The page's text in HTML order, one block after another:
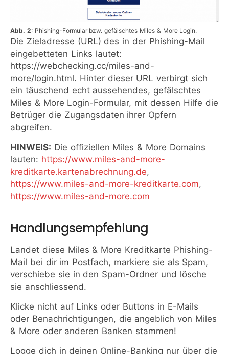
Abb. 2: Phishing-Formular bzw. gefälschtes Miles & More Login.
Die Zieladresse (URL) des in der Phishing-Mail
eingebetteten Links lautet:
https://webchecking.cc/miles-and-
more/login.html. Hinter dieser URL verbirgt sich
ein täuschend echt aussehendes, gefälschtes
Miles & More Login-Formular, mit dessen Hilfe die
Betrüger die Zugangsdaten ihrer Opfern
abgreifen.
HINWEIS: Die offiziellen Miles & More Domains
lauten: https://www.miles-and-more-
kreditkarte.kartenabrechnung.de,
https://www.miles-and-more-kreditkarte.com,
https://www.miles-and-more.com
Handlungsempfehlung
Landet diese Miles & More Kreditkarte Phishing-
Mail bei dir im Postfach, markiere sie als Spam,
verschiebe sie in den Spam-Ordner und lösche
sie anschliessend.
Klicke nicht auf Links oder Buttons in E-Mails
oder Benachrichtigungen, die angeblich von Miles
& More oder anderen Banken stammen!
Logge dich in deinen Online-Banking nur über die